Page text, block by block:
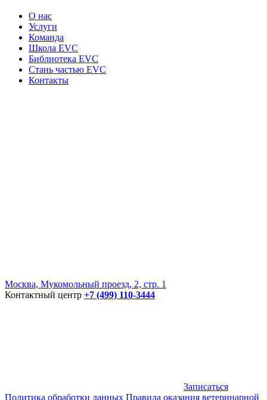
О нас
Услуги
Команда
Школа EVC
Библиотека EVC
Стань частью EVC
Контакты
Москва, Мукомольный проезд, 2, стр. 1
Контактный центр +7 (499) 110-3444
Записаться
Политика обработки данных Правила оказания ветеринарной